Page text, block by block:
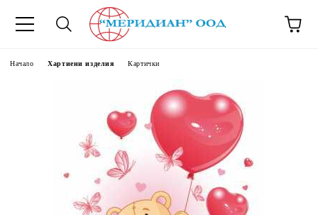
Начало Хартиени изделия Картички